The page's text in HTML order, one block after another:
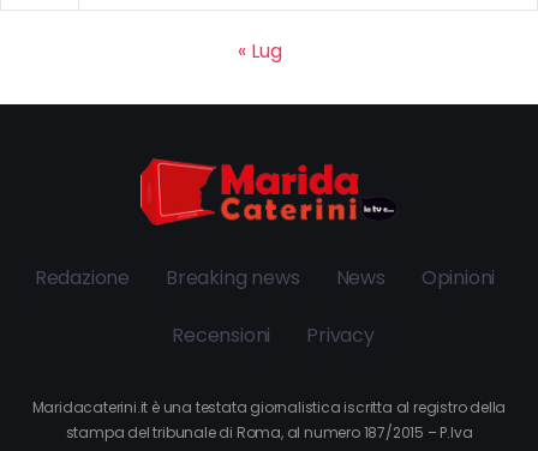
« Lug
Redazione Breaking news News Opinioni
Recensioni Privacy
Maridacaterini.it è una testata giornalistica iscritta al registro della
stampa del tribunale di Roma, al numero 187/2015 – P.Iva